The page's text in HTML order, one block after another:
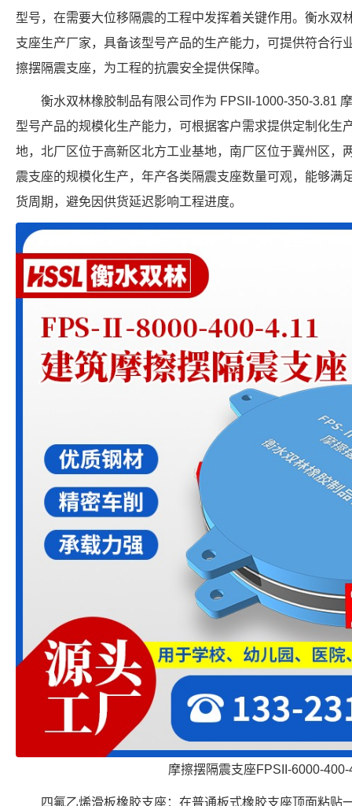
型号，在需要大位移隔震的工程中发挥着关键作用。衡水双
支座生产厂家，具备该型号产品的生产能力，可提供符合
擦摆隔震支座，为工程的抗震安全提供保障。
衡水双林橡胶制品有限公司作为 FPSII-1000-350-3.81
型号产品的规模化生产能力，可根据客户需求提供定制化生
地，北厂区位于高新区北方工业基地，南厂区位于冀州区，
震支座的规模化生产，年产各类隔震支座数量可观，能够满
货周期，避免因供货延迟影响工程进度。
摩擦摆隔震支座FPSII-6000-400-
四氟乙烯滑板橡胶支座：在普通板式橡胶支座顶面粘贴